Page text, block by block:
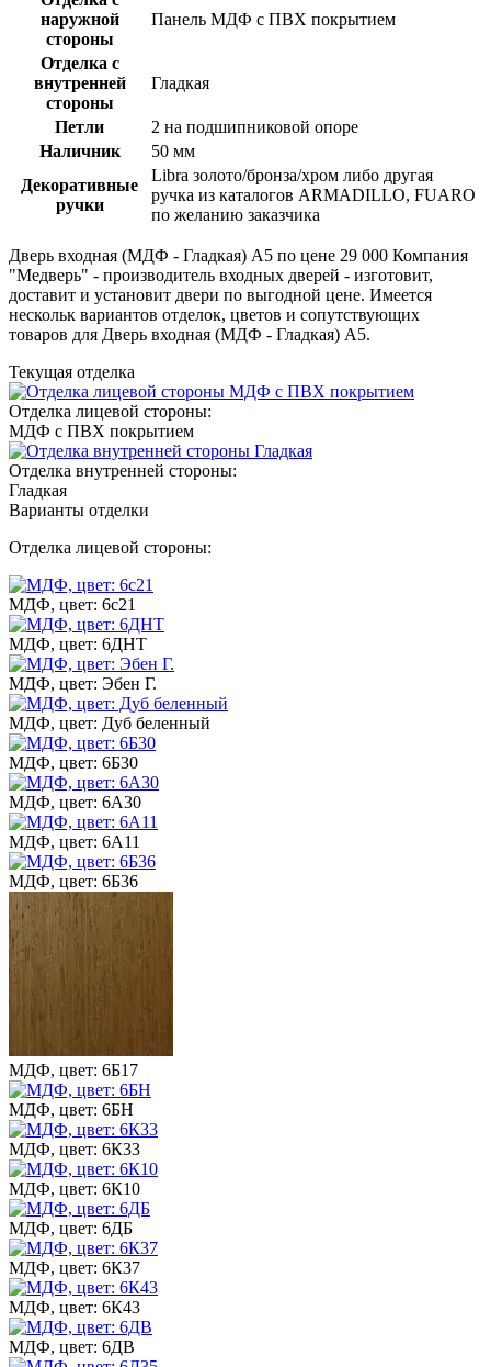
наружной
стороны
Панель МДФ с ПВХ покрытием
Отделка с
внутренней
стороны
Гладкая
Петли
2 на подшипниковой опоре
Наличник
50 мм
Декоративные
ручки
Libra золото/бронза/хром либо другая
ручка из каталогов ARMADILLO, FUARO
по желанию заказчика
Дверь входная (МДФ - Гладкая) A5 по цене 29 000 Компания
"Медверь" - производитель входных дверей - изготовит,
доставит и установит двери по выгодной цене. Имеется
нескольк вариантов отделок, цветов и сопутствующих
товаров для Дверь входная (МДФ - Гладкая) A5.
Текущая отделка
Отделка лицевой стороны:
МДФ с ПВХ покрытием
Отделка внутренней стороны:
Гладкая
Варианты отделки
Отделка лицевой стороны:
МДФ, цвет: 6с21
МДФ, цвет: 6ДНТ
МДФ, цвет: Эбен Г.
МДФ, цвет: Дуб беленный
МДФ, цвет: 6Б30
МДФ, цвет: 6А30
МДФ, цвет: 6А11
МДФ, цвет: 6Б36
МДФ, цвет: 6Б17
МДФ, цвет: 6БН
МДФ, цвет: 6К33
МДФ, цвет: 6К10
МДФ, цвет: 6ДБ
МДФ, цвет: 6К37
МДФ, цвет: 6К43
МДФ, цвет: 6ДВ